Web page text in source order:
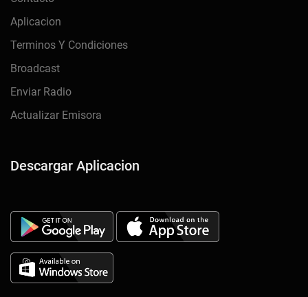
Aplicacion
Terminos Y Condiciones
Broadcast
Enviar Radio
Actualizar Emisora
Descargar Aplicacion